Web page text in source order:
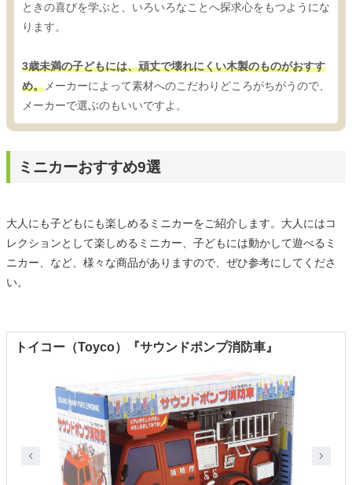
ときの喜びを学ぶと、いろいろなことへ探求心をもつようにな
ります。
3歳未満の子どもには、頑丈で壊れにくい木製のものがおすす
め。メーカーによって素材へのこだわりどころがちがうので、
メーカーで選ぶのもいいですよ。
ミニカーおすすめ9選
大人にも子どもにも楽しめるミニカーをご紹介します。大人にはコ
レクションとして楽しめるミニカー、子どもには動かして遊べるミ
ニカー、など、様々な商品がありますので、ぜひ参考にしてくださ
い。
トイコー（Toyco）『サウンドポンプ消防車』